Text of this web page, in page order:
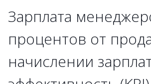
Зарплата
процентов от
начислении